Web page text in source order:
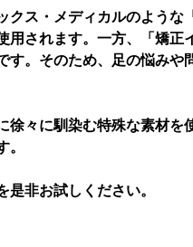
ス・メディカルのような
されます。一方、「矯正
。そのため、足の悩みや
々に馴染む特殊な素材を
非お試しください。